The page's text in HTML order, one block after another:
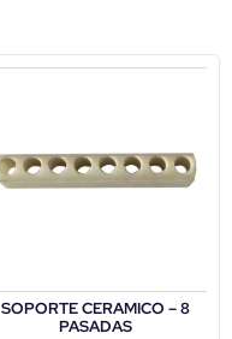
SOPORTE CERAMICO – 8
PASADAS